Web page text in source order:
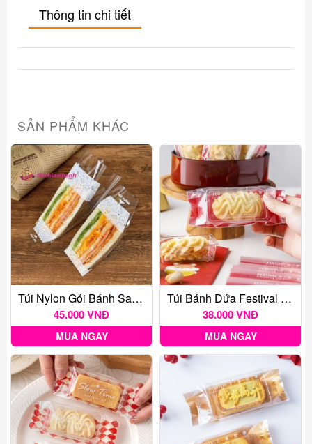
Thông tin chi tiết
SẢN PHẨM KHÁC
Túi Nylon Gói Bánh Sandwich 100c
45.000 VNĐ
MUA NGAY
Túi Bánh Dứa Festival Đỏ 50c
38.000 VNĐ
MUA NGAY